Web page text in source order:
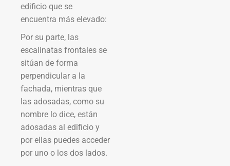
edificio que se
encuentra más elevado:
Por su parte, las
escalinatas frontales se
sitúan de forma
perpendicular a la
fachada, mientras que
las adosadas, como su
nombre lo dice, están
adosadas al edificio y
por ellas puedes acceder
por uno o los dos lados.